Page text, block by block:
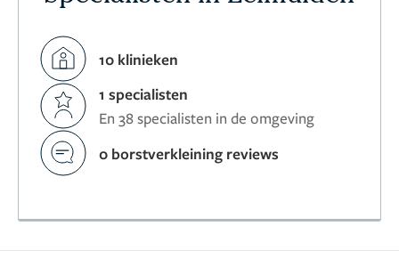
10 klinieken
1 specialisten
En 38 specialisten in de omgeving
0 borstverkleining reviews